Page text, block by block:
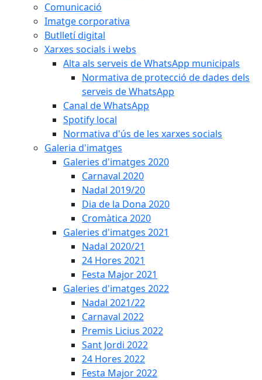
Comunicació
Imatge corporativa
Butlletí digital
Xarxes socials i webs
Alta als serveis de WhatsApp municipals
Normativa de protecció de dades dels
serveis de WhatsApp
Canal de WhatsApp
Spotify local
Normativa d'ús de les xarxes socials
Galeria d'imatges
Galeries d'imatges 2020
Carnaval 2020
Nadal 2019/20
Dia de la Dona 2020
Cromàtica 2020
Galeries d'imatges 2021
Nadal 2020/21
24 Hores 2021
Festa Major 2021
Galeries d'imatges 2022
Nadal 2021/22
Carnaval 2022
Premis Licius 2022
Sant Jordi 2022
24 Hores 2022
Festa Major 2022